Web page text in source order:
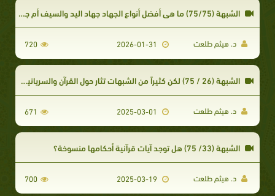
الشبهة (75/75) ما هي أفضل أنواع الجهاد جهاد اليد والسيف أم جهاد الدعوة إلى الله والدفاع عن دين الله
د. هيثم طلعت 720
الشبهة (26 / 75) لكن كثيراً من الشبهات تثار حول القرآن والسريانية وأن اللغة العربية تأثرت باالسريانية
د. هيثم طلعت 671
الشبهة (33/ 75) هل توجد آيات قرآنية أحكامها منسوخة؟
د. هيثم طلعت 2025-03-19
700